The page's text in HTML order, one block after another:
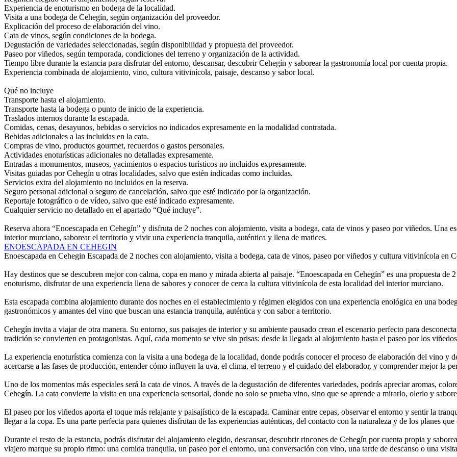
Experiencia de enoturismo en bodega de la localidad.
Visita a una bodega de Cehegín, según organización del proveedor.
Explicación del proceso de elaboración del vino.
Cata de vinos, según condiciones de la bodega.
Degustación de variedades seleccionadas, según disponibilidad y propuesta del proveedor.
Paseo por viñedos, según temporada, condiciones del terreno y organización de la actividad.
Tiempo libre durante la estancia para disfrutar del entorno, descansar, descubrir Cehegín y saborear la gastronomía local por cuenta propia.
Experiencia combinada de alojamiento, vino, cultura vitivinícola, paisaje, descanso y sabor local.
Qué no incluye
Transporte hasta el alojamiento.
Transporte hasta la bodega o punto de inicio de la experiencia.
Traslados internos durante la escapada.
Comidas, cenas, desayunos, bebidas o servicios no indicados expresamente en la modalidad contratada.
Bebidas adicionales a las incluidas en la cata.
Compras de vino, productos gourmet, recuerdos o gastos personales.
Actividades enoturísticas adicionales no detalladas expresamente.
Entradas a monumentos, museos, yacimientos o espacios turísticos no incluidos expresamente.
Visitas guiadas por Cehegín u otras localidades, salvo que estén indicadas como incluidas.
Servicios extra del alojamiento no incluidos en la reserva.
Seguro personal adicional o seguro de cancelación, salvo que esté indicado por la organización.
Reportaje fotográfico o de vídeo, salvo que esté indicado expresamente.
Cualquier servicio no detallado en el apartado “Qué incluye”.
Reserva ahora “Enoescapada en Cehegín” y disfruta de 2 noches con alojamiento, visita a bodega, cata de vinos y paseo por viñedos. Una
interior murciano, saborear el territorio y vivir una experiencia tranquila, auténtica y llena de matices.
ENOESCAPADA EN CEHEGIN
Enoescapada en Cehegin Escapada de 2 noches con alojamiento, visita a bodega, cata de vinos, paseo por viñedos y cultura vitivinícola en
Hay destinos que se descubren mejor con calma, copa en mano y mirada abierta al paisaje. “Enoescapada en Cehegín” es una propuesta de
enoturismo, disfrutar de una experiencia llena de sabores y conocer de cerca la cultura vitivinícola de esta localidad del interior murciano.
Esta escapada combina alojamiento durante dos noches en el establecimiento y régimen elegidos con una experiencia enológica en una
gastronómicos y amantes del vino que buscan una estancia tranquila, auténtica y con sabor a territorio.
Cehegín invita a viajar de otra manera. Su entorno, sus paisajes de interior y su ambiente pausado crean el escenario perfecto para
tradición se convierten en protagonistas. Aquí, cada momento se vive sin prisas: desde la llegada al alojamiento hasta el paseo por los
La experiencia enoturística comienza con la visita a una bodega de la localidad, donde podrás conocer el proceso de elaboración del vino y
acercarse a las fases de producción, entender cómo influyen la uva, el clima, el terreno y el cuidado del elaborador, y comprender mejor la
Uno de los momentos más especiales será la cata de vinos. A través de la degustación de diferentes variedades, podrás apreciar aromas,
Cehegín. La cata convierte la visita en una experiencia sensorial, donde no solo se prueba vino, sino que se aprende a mirarlo, olerlo y
El paseo por los viñedos aporta el toque más relajante y paisajístico de la escapada. Caminar entre cepas, observar el entorno y sentir la
llegar a la copa. Es una parte perfecta para quienes disfrutan de las experiencias auténticas, del contacto con la naturaleza y de los planes
Durante el resto de la estancia, podrás disfrutar del alojamiento elegido, descansar, descubrir rincones de Cehegín por cuenta propia y
viajero marque su propio ritmo: una comida tranquila, un paseo por el entorno, una conversación con vino, una tarde de descanso o una